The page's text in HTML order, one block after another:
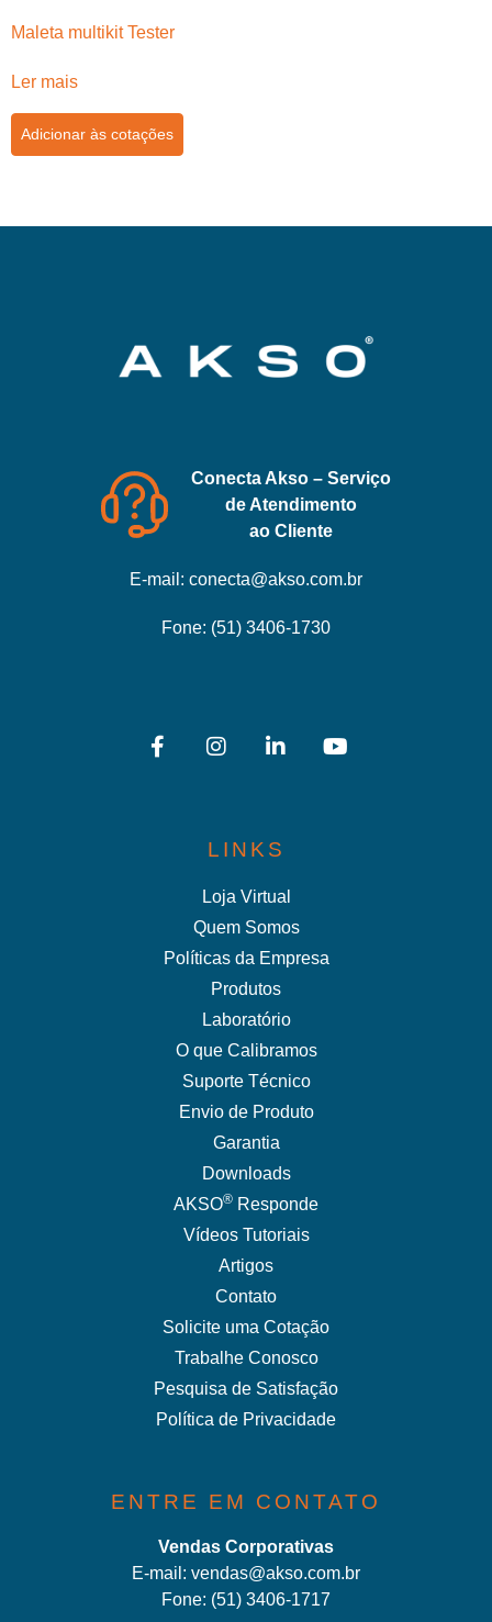
Maleta multikit Tester
Ler mais
Adicionar às cotações
Conecta Akso – Serviço
de Atendimento
ao Cliente
E-mail: conecta@akso.com.br
Fone: (51) 3406-1730
LINKS
Loja Virtual
Quem Somos
Políticas da Empresa
Produtos
Laboratório
O que Calibramos
Suporte Técnico
Envio de Produto
Garantia
Downloads
AKSO® Responde
Vídeos Tutoriais
Artigos
Contato
Solicite uma Cotação
Trabalhe Conosco
Pesquisa de Satisfação
Política de Privacidade
ENTRE EM CONTATO
Vendas Corporativas
E-mail: vendas@akso.com.br
Fone: (51) 3406-1717